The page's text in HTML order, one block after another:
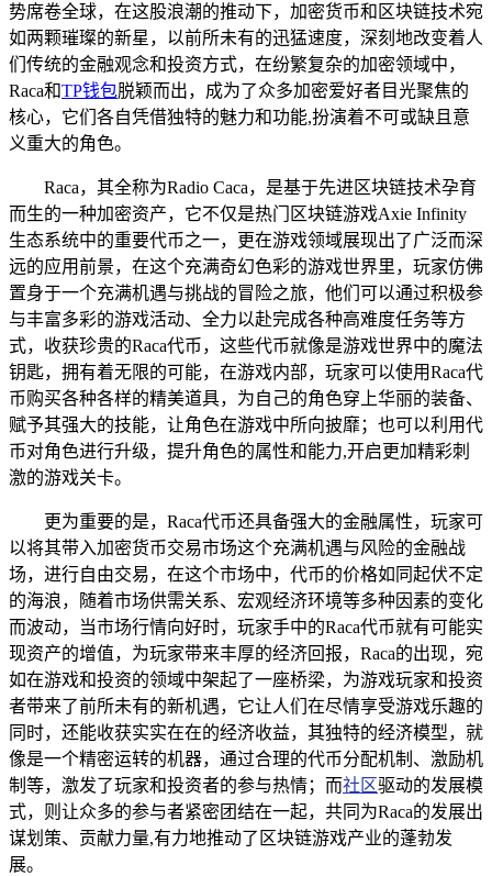
势席卷全球，在这股浪潮的推动下，加密货币和区块链技术宛
如两颗璀璨的新星，以前所未有的迅猛速度，深刻地改变着人
们传统的金融观念和投资方式，在纷繁复杂的加密领域中，
Raca和TP钱包脱颖而出，成为了众多加密爱好者目光聚焦的
核心，它们各自凭借独特的魅力和功能,扮演着不可或缺且意
义重大的角色。
Raca，其全称为Radio Caca，是基于先进区块链技术孕育
而生的一种加密资产，它不仅是热门区块链游戏Axie Infinity
生态系统中的重要代币之一，更在游戏领域展现出了广泛而深
远的应用前景，在这个充满奇幻色彩的游戏世界里，玩家仿佛
置身于一个充满机遇与挑战的冒险之旅，他们可以通过积极参
与丰富多彩的游戏活动、全力以赴完成各种高难度任务等方
式，收获珍贵的Raca代币，这些代币就像是游戏世界中的魔法
钥匙，拥有着无限的可能，在游戏内部，玩家可以使用Raca代
币购买各种各样的精美道具，为自己的角色穿上华丽的装备、
赋予其强大的技能，让角色在游戏中所向披靡；也可以利用代
币对角色进行升级，提升角色的属性和能力,开启更加精彩刺
激的游戏关卡。
更为重要的是，Raca代币还具备强大的金融属性，玩家可
以将其带入加密货币交易市场这个充满机遇与风险的金融战
场，进行自由交易，在这个市场中，代币的价格如同起伏不定
的海浪，随着市场供需关系、宏观经济环境等多种因素的变化
而波动，当市场行情向好时，玩家手中的Raca代币就有可能实
现资产的增值，为玩家带来丰厚的经济回报，Raca的出现，宛
如在游戏和投资的领域中架起了一座桥梁，为游戏玩家和投资
者带来了前所未有的新机遇，它让人们在尽情享受游戏乐趣的
同时，还能收获实实在在的经济收益，其独特的经济模型，就
像是一个精密运转的机器，通过合理的代币分配机制、激励机
制等，激发了玩家和投资者的参与热情；而社区驱动的发展模
式，则让众多的参与者紧密团结在一起，共同为Raca的发展出
谋划策、贡献力量,有力地推动了区块链游戏产业的蓬勃发
展。